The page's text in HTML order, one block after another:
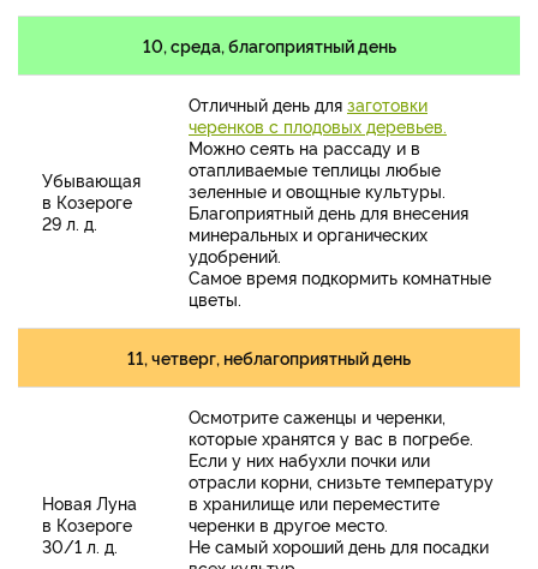
10, среда, благоприятный день
Убывающая
в Козероге
29 л. д.
Отличный день для заготовки
черенков с плодовых деревьев.
Можно сеять на рассаду и в
отапливаемые теплицы любые
зеленные и овощные культуры.
Благоприятный день для внесения
минеральных и органических
удобрений.
Самое время подкормить комнатные
цветы.
11, четверг, неблагоприятный день
Новая Луна
в Козероге
30/1 л. д.
Осмотрите саженцы и черенки,
которые хранятся у вас в погребе.
Если у них набухли почки или
отрасли корни, снизьте температуру
в хранилище или переместите
черенки в другое место.
Не самый хороший день для посадки